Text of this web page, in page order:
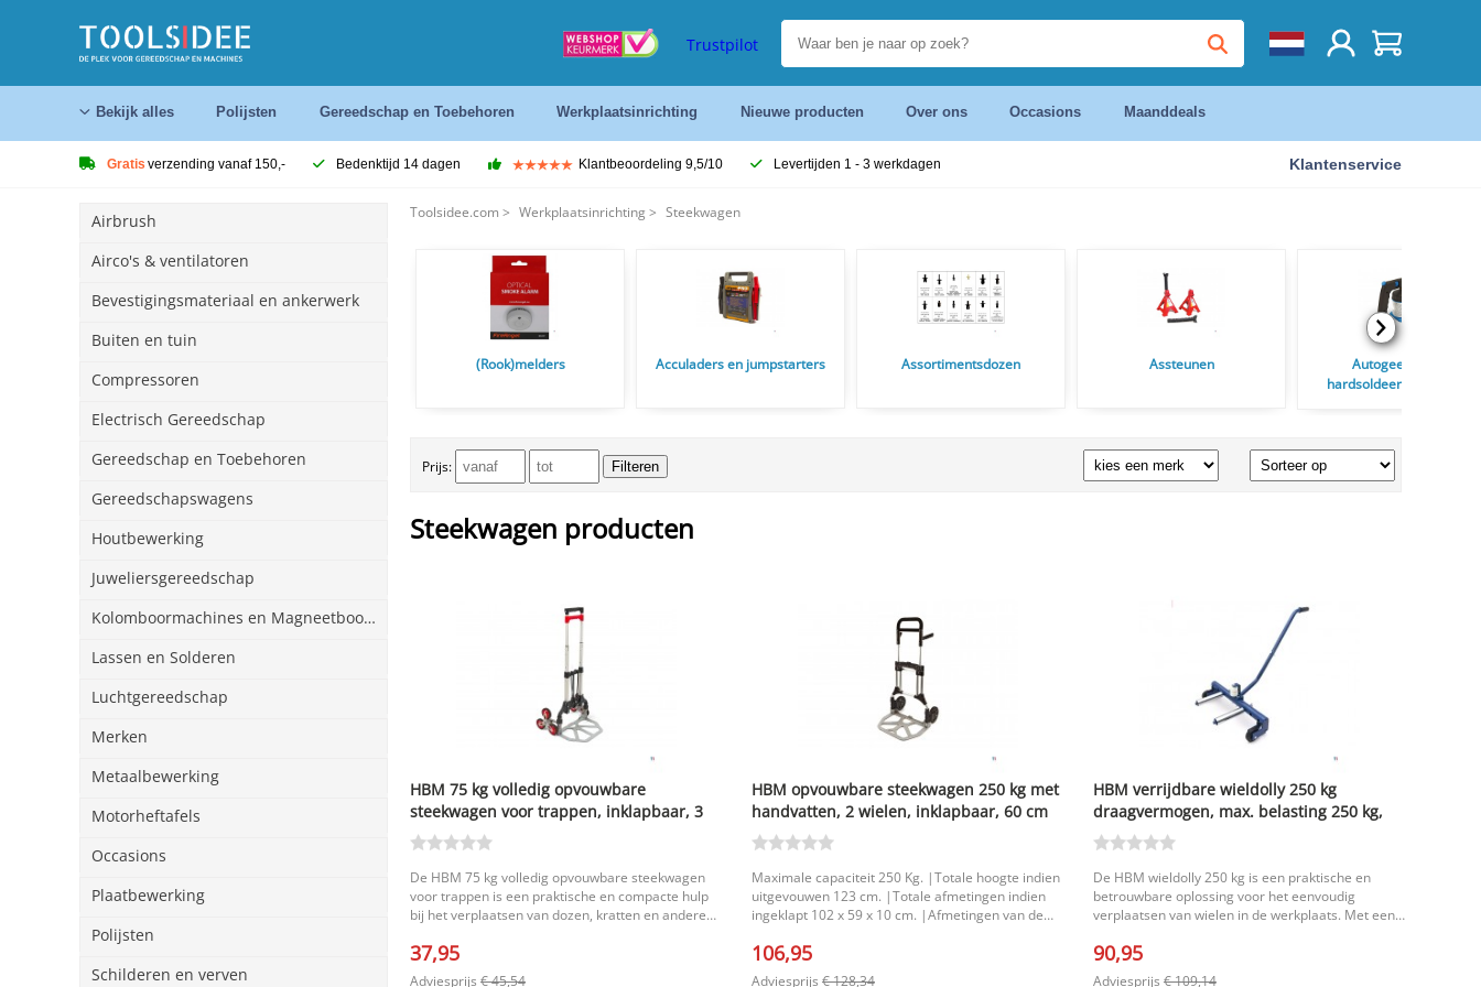
Trustpilot
Bekijk alles Polijsten Gereedschap en Toebehoren Werkplaatsinrichting Nieuwe producten Over ons Occasions Maanddeals
Gratis verzending vanaf 150,- Bedenktijd 14 dagen Klantbeoordeling 9,5/10 Levertijden 1 - 3 werkdagen Klantenservice
Airbrush
Airco's & ventilatoren
Bevestigingsmateriaal en ankerwerk
Buiten en tuin
Compressoren
Electrisch Gereedschap
Gereedschap en Toebehoren
Gereedschapswagens
Houtbewerking
Juweliersgereedschap
Kolomboormachines en Magneetboormachines
Lassen en Solderen
Luchtgereedschap
Merken
Metaalbewerking
Motorheftafels
Occasions
Plaatbewerking
Polijsten
Schilderen en verven
Toolsidee.com > Werkplaatsinrichting > Steekwagen
(Rook)melders Acculaders en jumpstarters Assortimentsdozen Assteunen
Autogeen las en
hardsoldeertoestelen en
Prijs:
Steekwagen producten
HBM 75 kg volledig opvouwbare
steekwagen voor trappen, inklapbaar, 3
wielen per as, snelspankoord, 3,5 kg
De HBM 75 kg volledig opvouwbare steekwagen
voor trappen is een praktische en compacte hulp
bij het verplaatsen van dozen, kratten en andere
eenvoudig over trappen en stoepranden, terwijl de
37,95
Adviesprijs € 45,54
HBM opvouwbare steekwagen 250 kg met
handvatten, 2 wielen, inklapbaar, 60 cm
breed, 122 cm hoog
Maximale capaciteit 250 Kg. |Totale hoogte indien
uitgevouwen 123 cm. |Totale afmetingen indien
ingeklapt 102 x 59 x 10 cm. |Afmetingen van de
106,95
Adviesprijs € 128,34
HBM verrijdbare wieldolly 250 kg
draagvermogen, max. belasting 250 kg,
nettogewicht 12,5 kg
De HBM wieldolly 250 kg is een praktische en
betrouwbare oplossing voor het eenvoudig
verplaatsen van wielen in de werkplaats. Met een
verrijdbare wieldolly je om zware wielen
90,95
Adviesprijs € 109,14